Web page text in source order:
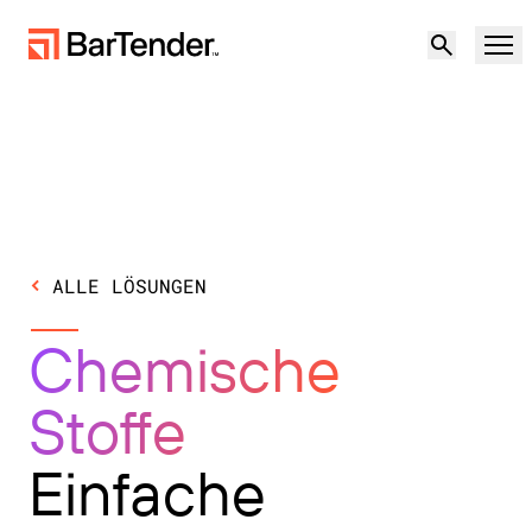
Etikettierungssoftware
Cloud-Etikettierung
NACH ANWENDUNGSFALL
Produktion
Resilienz in unsicheren Zeiten:
Geopolitische Risiken und Datenqualität in
Lieferketten bewältigen
Partner
Partner werden
Support
Support-Center
Kostenlos testen
ALLE LÖSUNGEN
Chemische
Stoffe
Einfache